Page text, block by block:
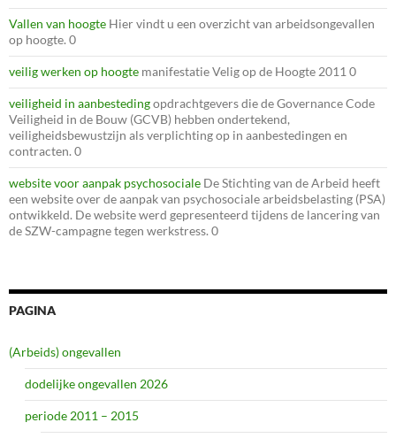
Vallen van hoogte Hier vindt u een overzicht van arbeidsongevallen
op hoogte. 0
veilig werken op hoogte manifestatie Velig op de Hoogte 2011 0
veiligheid in aanbestedingopdrachtgevers die de Governance Code
Veiligheid in de Bouw (GCVB) hebben ondertekend,
veiligheidsbewustzijn als verplichting op in aanbestedingen en
contracten. 0
website voor aanpak psychosociale De Stichting van de Arbeid heeft
een website over de aanpak van psychosociale arbeidsbelasting (PSA)
ontwikkeld. De website werd gepresenteerd tijdens de lancering van
de SZW-campagne tegen werkstress. 0
PAGINA
(Arbeids) ongevallen
dodelijke ongevallen 2026
periode 2011 – 2015